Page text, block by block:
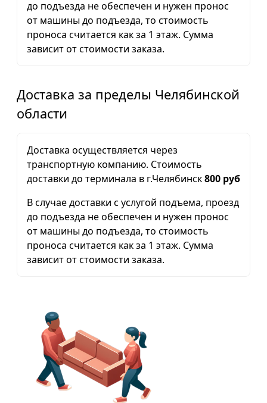
до подъезда не обеспечен и нужен пронос
от машины до подъезда, то стоимость
проноса считается как за 1 этаж. Сумма
зависит от стоимости заказа.
Доставка за пределы Челябинской
области
Доставка осуществляется через
транспортную компанию. Стоимость
доставки до терминала в г.Челябинск800 руб
В случае доставки с услугой подъема, проезд
до подъезда не обеспечен и нужен пронос
от машины до подъезда, то стоимость
проноса считается как за 1 этаж. Сумма
зависит от стоимости заказа.